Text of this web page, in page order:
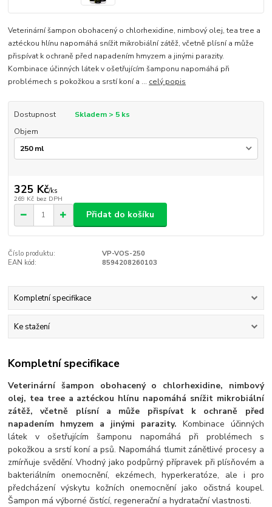
Veterinární šampon obohacený o chlorhexidine, nimbový olej, tea tree a
aztéckou hlínu napomáhá snížit mikrobiální zátěž, včetně plísní a může
přispívat k ochraně před napadením hmyzem a jinými parazity.
Kombinace účinných látek v ošetřujícím šamponu napomáhá při
problémech s pokožkou a srstí koní a ... celý popis
Dostupnost
Skladem > 5 ks
Objem
325 Kč/ks
269 Kč bez DPH
Přidat do košíku
Číslo produktu:
VP-VOS-250
EAN kód:
8594208260103
Kompletní specifikace
Ke stažení
Kompletní specifikace
Veterinární šampon obohacený o chlorhexidine, nimbový
olej, tea tree a aztéckou hlínu napomáhá snížit mikrobiální
zátěž, včetně plísní a může přispívat k ochraně před
napadením hmyzem a jinými parazity. Kombinace účinných
látek v ošetřujícím šamponu napomáhá při problémech s
pokožkou a srstí koní a psů. Napomáhá tlumit zánětlivé procesy a
zmírňuje svědění. Vhodný jako podpůrný přípravek při plísňovém a
bakteriálním onemocnění, ekzémech, hyperkeratóze, ale i pro
předcházení výskytu kožních onemocnění jako očistná koupel.
Šampon má výborné čistící, regenerační a hydratační vlastnosti.